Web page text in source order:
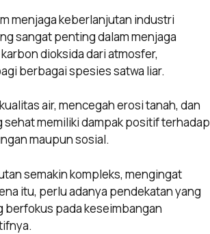
menjaga keberlanjutan industri
sangat penting dalam menjaga
dioksida dari atmosfer,
berbagai spesies satwa liar.
air, mencegah erosi tanah, dan
memiliki dampak positif terhadap
maupun sosial.
semakin kompleks, mengingat
itu, perlu adanya pendekatan yang
pada keseimbangan